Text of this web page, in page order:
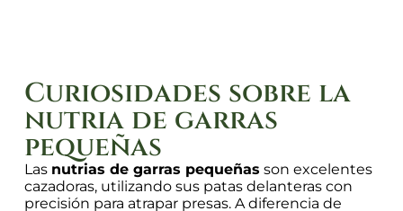
Curiosidades sobre la
nutria de garras
pequeñas
Las nutrias de garras pequeñas son excelentes
cazadoras, utilizando sus patas delanteras con
precisión para atrapar presas. A diferencia de